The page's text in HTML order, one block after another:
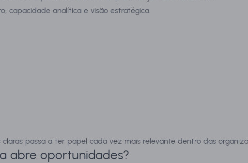
capacidade analítica e visão estratégica.
passa a ter papel cada vez mais relevante dentro das
abre oportunidades?